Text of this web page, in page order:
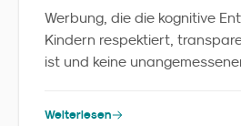
Werbung, die die kognitive
Kindern respektiert,
ist und keine
Weiterlesen